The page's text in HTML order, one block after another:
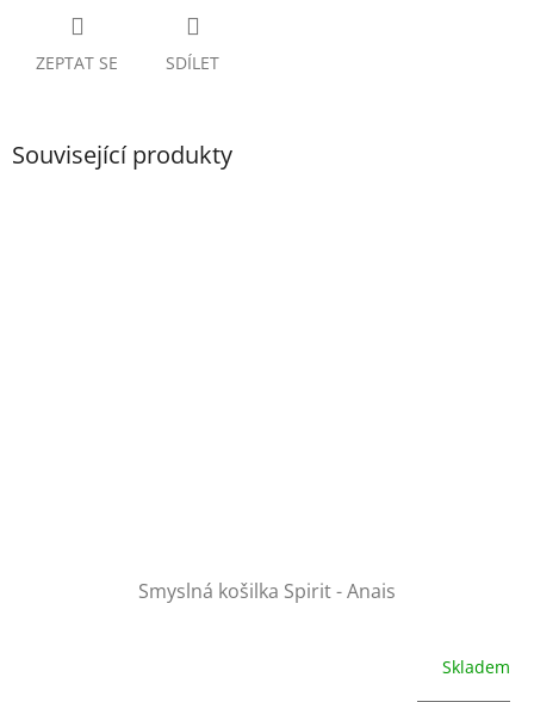
ZEPTAT SE SDÍLET
Související produkty
Smyslná košilka Spirit - Anais
Skladem